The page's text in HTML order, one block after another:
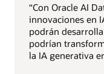
“Con Oracle AI
innovaciones en
podrán
podrían
la IA generativa